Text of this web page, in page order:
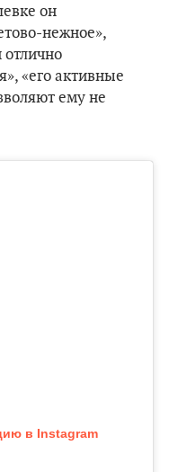
он
нежное»,
отлично
«его активные
ему не
в Instagram